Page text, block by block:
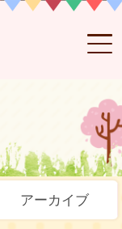
アーカイブ